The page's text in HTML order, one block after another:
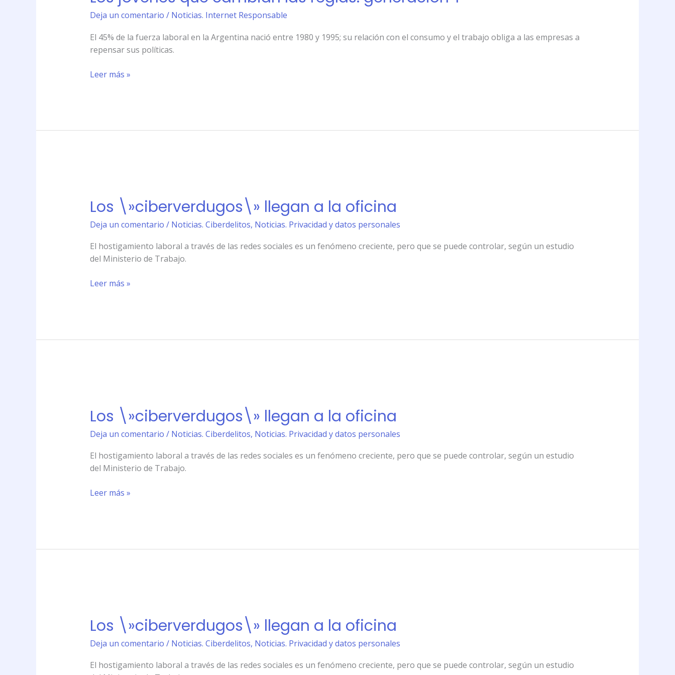
Deja un comentario / Noticias. Internet Responsable
El 45% de la fuerza laboral en la Argentina nació entre 1980 y 1995; su relación con el consumo y el trabajo obliga a las empresas a
repensar sus políticas.
cambian
las
reglas:
Leer más »
Los \»ciberverdugos\» llegan a la oficina
Deja un comentario / Noticias. Ciberdelitos, Noticias. Privacidad y datos personales
El hostigamiento laboral a través de las redes sociales es un fenómeno creciente, pero que se puede controlar, según un estudio
del Ministerio de Trabajo.
llegan
la
oficina
Leer más »
Los \»ciberverdugos\» llegan a la oficina
Deja un comentario / Noticias. Ciberdelitos, Noticias. Privacidad y datos personales
El hostigamiento laboral a través de las redes sociales es un fenómeno creciente, pero que se puede controlar, según un estudio
del Ministerio de Trabajo.
llegan
la
oficina
Leer más »
Los \»ciberverdugos\» llegan a la oficina
Deja un comentario / Noticias. Ciberdelitos, Noticias. Privacidad y datos personales
El hostigamiento laboral a través de las redes sociales es un fenómeno creciente, pero que se puede controlar, según un estudio
llegan
la
oficina